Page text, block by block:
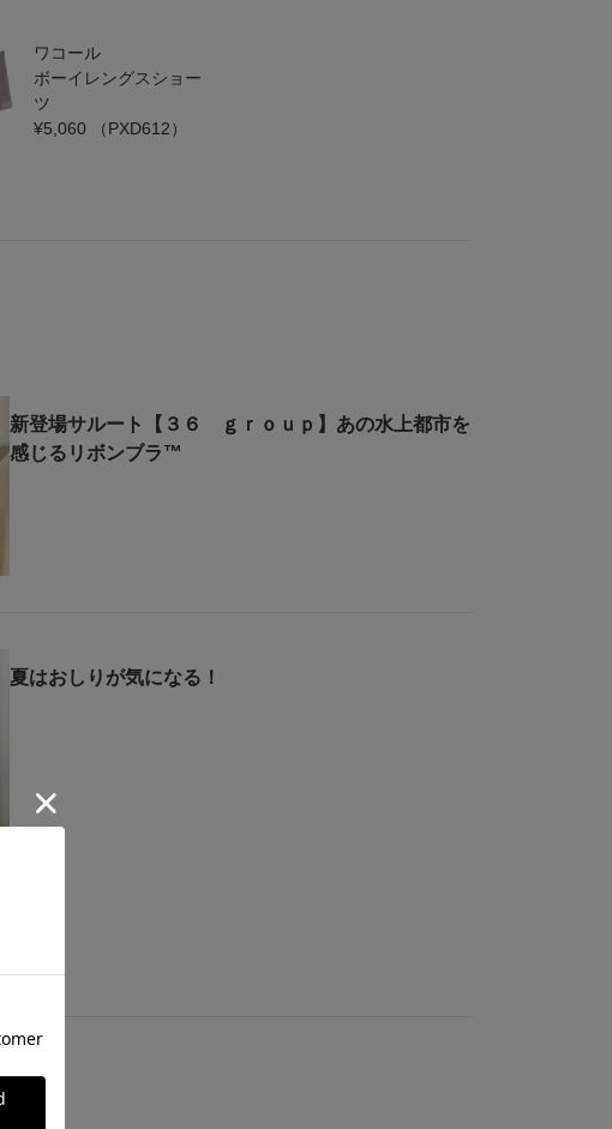
ワコール
ボーイレングスショー
ツ
¥5,060
（PXD612）
新登場サルート【３６ ｇｒｏｕｐ】あの水上都市を
感じるリボンブラ™
夏はおしりが気になる！